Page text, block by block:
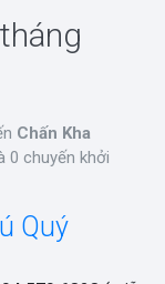
Chấn Kha
0 chuyến khởi
Quý